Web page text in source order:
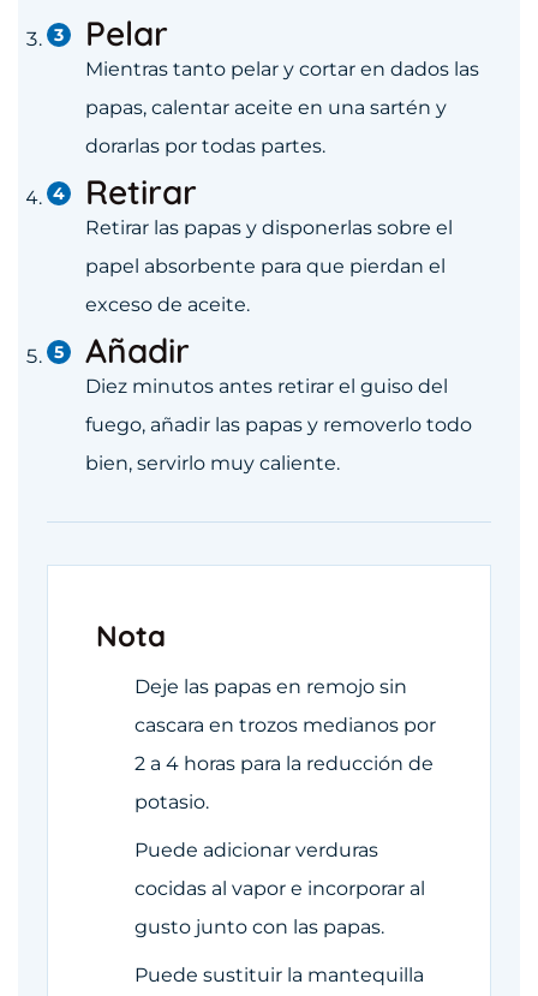
Pelar
Mientras tanto pelar y cortar en dados las
papas, calentar aceite en una sartén y
dorarlas por todas partes.
Retirar
Retirar las papas y disponerlas sobre el
papel absorbente para que pierdan el
exceso de aceite.
Añadir
Diez minutos antes retirar el guiso del
fuego, añadir las papas y removerlo todo
bien, servirlo muy caliente.
Nota
Deje las papas en remojo sin
cascara en trozos medianos por
2 a 4 horas para la reducción de
potasio.
Puede adicionar verduras
cocidas al vapor e incorporar al
gusto junto con las papas.
Puede sustituir la mantequilla